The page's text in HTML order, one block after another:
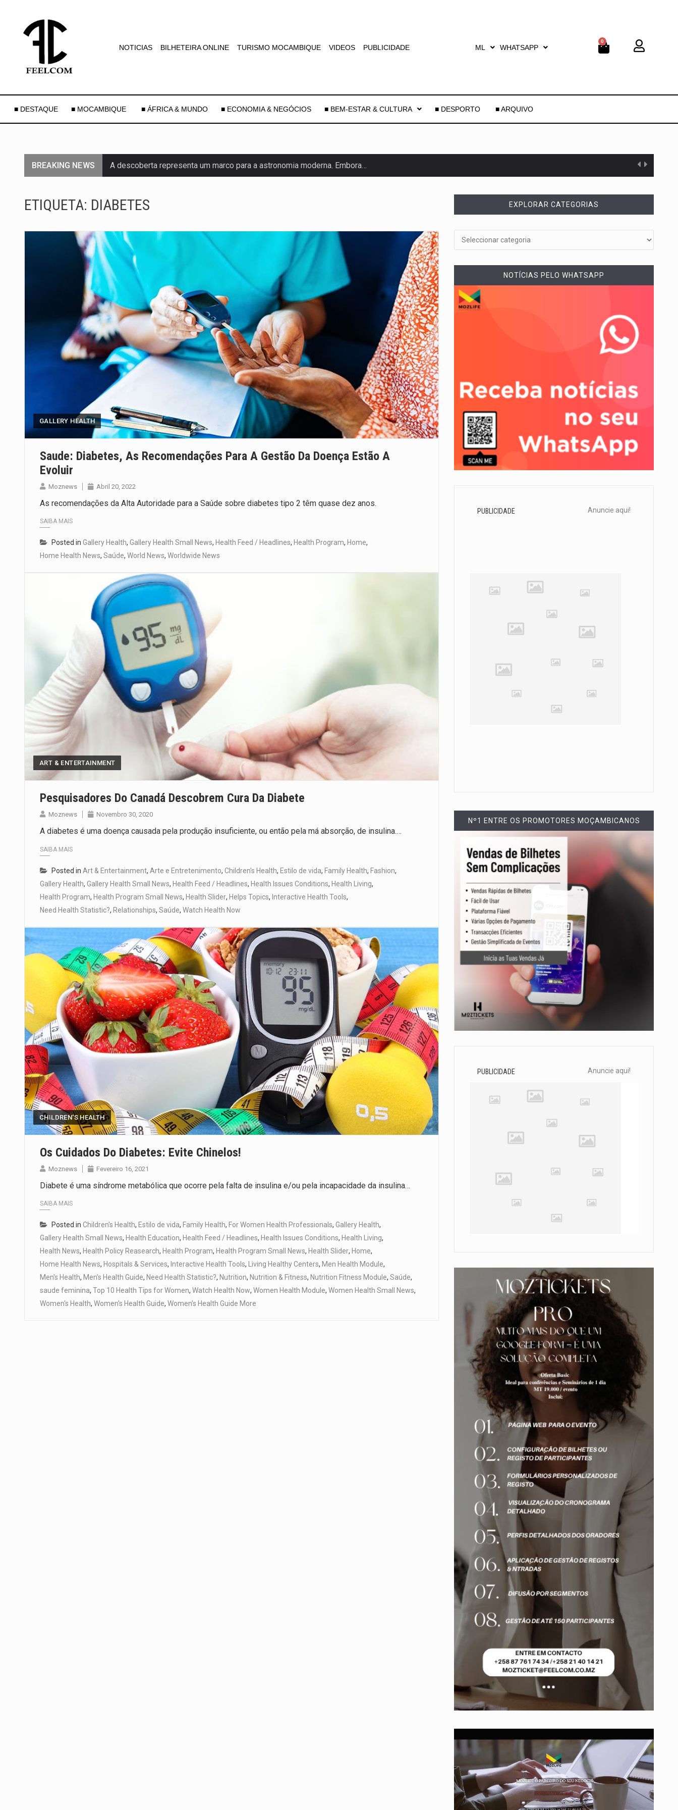
NOTICIAS BILHETEIRA ONLINE TURISMO MOCAMBIQUE VIDEOS PUBLICIDADE ML WHATSAPP
0
■ DESTAQUE ■ MOCAMBIQUE ■ ÁFRICA & MUNDO ■ ECONOMIA & NEGÓCIOS ■ BEM-ESTAR & CULTURA ■ DESPORTO ■ ARQUIVO
BREAKING NEWS A descoberta representa um marco para a astronomia moderna. Embora…
De acordo com as autoridades de saúde da Faixa de…
Um dos casos mais graves envolveu a residência de Sam…
A cidade de Bunia, capital da província de Ituri, tornou-se…
O pagamento marca o desfecho de um dos processos mais…
O programa, cuja implementação está prevista entre abril de 2026…
A nova legislação estabelece um prazo de 180 dias para…
O Departamento de Estado norte-americano confirmou que cidadãos dos Estados…
A final coloca frente a frente duas equipas que chegaram…
ETIQUETA: DIABETES
GALLERY HEALTH
Saude: Diabetes, As Recomendações Para A Gestão Da Doença Estão A
Evoluir
Moznews Abril 20, 2022
As recomendações da Alta Autoridade para a Saúde sobre diabetes tipo 2 têm quase dez anos.
SAIBA MAIS
Posted in Gallery Health, Gallery Health Small News, Health Feed / Headlines, Health Program, Home,
Home Health News, Saúde, World News, Worldwide News
ART & ENTERTAINMENT
Pesquisadores Do Canadá Descobrem Cura Da Diabete
Moznews Novembro 30, 2020
A diabetes é uma doença causada pela produção insuficiente, ou então pela má absorção, de insulina.…
SAIBA MAIS
Posted in Art & Entertainment, Arte e Entretenimento, Children's Health, Estilo de vida, Family Health, Fashion,
Gallery Health, Gallery Health Small News, Health Feed / Headlines, Health Issues Conditions, Health Living,
Health Program, Health Program Small News, Health Slider, Helps Topics, Interactive Health Tools,
Need Health Statistic?, Relationships, Saúde, Watch Health Now
CHILDREN'S HEALTH
Os Cuidados Do Diabetes: Evite Chinelos!
Moznews Fevereiro 16, 2021
Diabete é uma síndrome metabólica que ocorre pela falta de insulina e/ou pela incapacidade da insulina…
SAIBA MAIS
Posted in Children's Health, Estilo de vida, Family Health, For Women Health Professionals, Gallery Health,
Gallery Health Small News, Health Education, Health Feed / Headlines, Health Issues Conditions, Health Living,
Health News, Health Policy Reasearch, Health Program, Health Program Small News, Health Slider, Home,
Home Health News, Hospitals & Services, Interactive Health Tools, Living Healthy Centers, Men Health Module,
Men's Health, Men's Health Guide, Need Health Statistic?, Nutrition, Nutrition & Fitness, Nutrition Fitness Module, Saúde,
saude feminina, Top 10 Health Tips for Women, Watch Health Now, Women Health Module, Women Health Small News,
Women's Health, Women's Health Guide, Women's Health Guide More
EXPLORAR CATEGORIAS
NOTÍCIAS PELO WHATSAPP
PUBLICIDADE Anuncie aqui!
Nº1 ENTRE OS PROMOTORES MOÇAMBICANOS
PUBLICIDADE Anuncie aqui!